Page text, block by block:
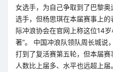
女选手，为自己争取到了巴黎
选手，但杨思琪在本届赛事上
际冲浪协会在官网上称这位14
著”。 中国冲浪队领队周长城说
打到了复活赛第五轮，但本届
人数比上届多、水平也远超上